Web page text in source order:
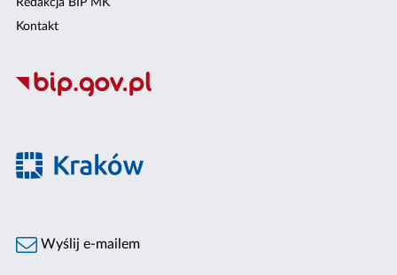
Redakcja BIP MK
Kontakt
Wyślij e-mailem